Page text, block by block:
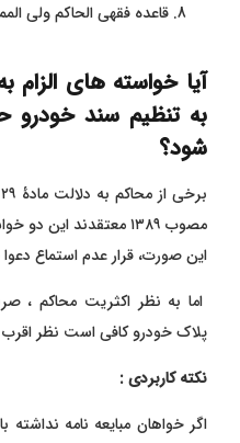
قاعده فقهی الحاكم ولى
آیا خواسته های الزام
به تنظیم سند خودرو
شود؟
مصوب ۱۳۸۹ معتقدند
این صورت، قرار عدم استماع
اما به نظر اکثریت محاکم ،
پلاک خودرو کافی است نظر
نکته کاربردی :
اگر خواهان مبایعه نامه